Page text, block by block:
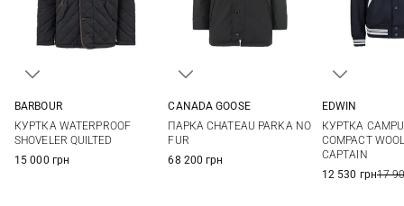
BARBOUR
КУРТКА WATERPROOF
SHOVELER QUILTED
15 000 грн
CANADA GOOSE
ПАРКА CHATEAU PARKA NO
FUR
68 200 грн
XXL
EDWIN
КУРТКА
COMPACT
CAPTAIN
12 530 грн17